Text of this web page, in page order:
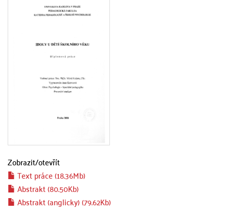
Zobrazit/otevřít
Text práce (18.36Mb)
Abstrakt (80.50Kb)
Abstrakt (anglicky) (79.62Kb)